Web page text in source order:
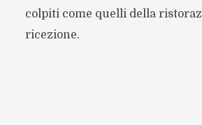
colpiti come quelli della
ricezione.